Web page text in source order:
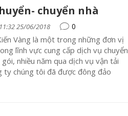
chuyển nhà
25/06/2018 0
Vàng là một trong những đơn vị
lĩnh vực cung cấp dịch vụ chuyển
nhiều năm qua dịch vụ vận tải
ty chúng tôi đã được đông đảo